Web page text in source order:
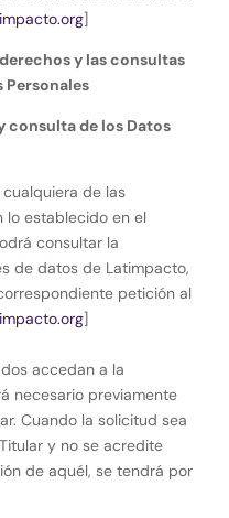
]
y las consultas
Personales
consulta de los Datos
cualquiera de las
lo establecido en el
consultar la
de datos de Latimpacto,
petición al
]
accedan a la
necesario previamente
Cuando la solicitud sea
y no se acredite
de aquél, se tendrá por